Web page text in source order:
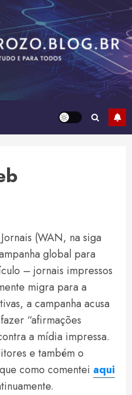
(WAN, na siga
global para
– jornais impressos
migra para a
a campanha acusa
“afirmações
a mídia impressa.
e também o
como comentei aqui